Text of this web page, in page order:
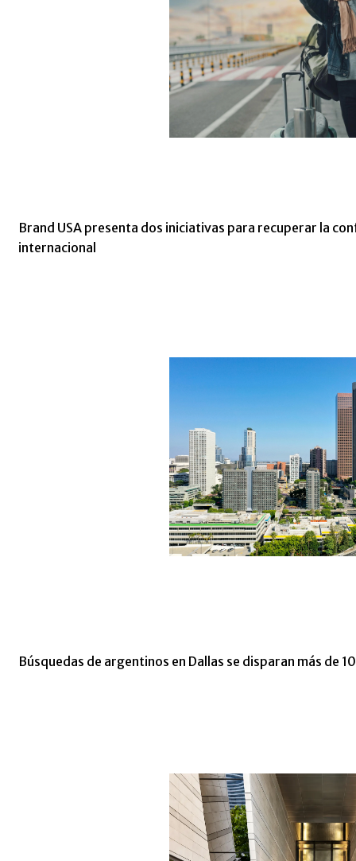
Brand USA presenta dos iniciativas para recuperar la
internacional
Búsquedas de argentinos en Dallas se disparan más de